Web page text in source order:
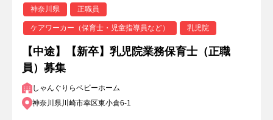
神奈川県 正職員
ケアワーカー（保育士・児童指導員など） 乳児院
【中途】【新卒】乳児院業務保育士（正職
員）募集
しゃんぐりらベビーホーム
神奈川県川崎市幸区東小倉6-1